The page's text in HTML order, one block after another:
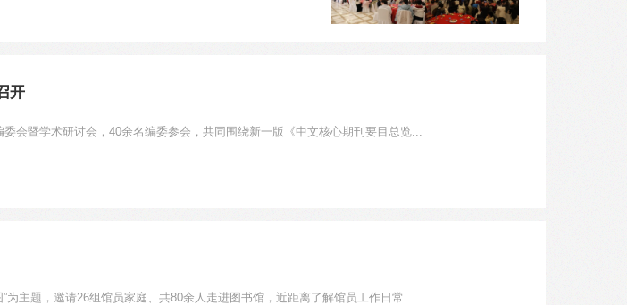
开
会暨学术研讨会，40余名编委参会，共同围绕新一版《中文核心期刊要目总览...
主题，邀请26组馆员家庭、共80余人走进图书馆，近距离了解馆员工作日常...